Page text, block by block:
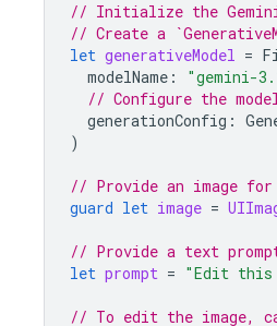
// Initialize the Gemini
// Create a
let generativeModel =
modelName : "gemini-
// Configure the
generationConfig :
)
// Provide an image
guard let image =
// Provide a text
let prompt = "Edit this
// To edit the image,